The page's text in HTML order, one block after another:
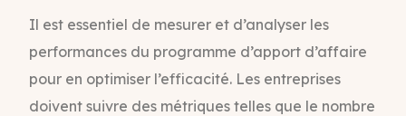
Il est essentiel de mesurer et d’analyser les
performances du programme d’apport d’affaire
pour en optimiser l’efficacité. Les entreprises
doivent suivre des métriques telles que le nombre